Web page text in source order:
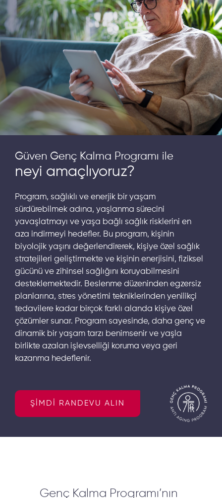
Güven Genç Kalma Programı ile
neyi amaçlıyoruz?
Program, sağlıklı ve enerjik bir yaşam
sürdürebilmek adına, yaşlanma sürecini
yavaşlatmayı ve yaşa bağlı sağlık risklerini en
aza indirmeyi hedefler. Bu program, kişinin
biyolojik yaşını değerlendirerek, kişiye özel sağlık
stratejileri geliştirmekte ve kişinin enerjisini, fiziksel
gücünü ve zihinsel sağlığını koruyabilmesini
desteklemektedir. Beslenme düzeninden egzersiz
planlarına, stres yönetimi tekniklerinden yenilikçi
tedavilere kadar birçok farklı alanda kişiye özel
çözümler sunar. Program sayesinde, daha genç ve
dinamik bir yaşam tarzı benimsenir ve yaşla
birlikte azalan işlevselliği koruma veya geri
kazanma hedeflenir.
ŞİMDİ RANDEVU ALIN
Genç Kalma Programı’nın